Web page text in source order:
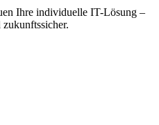
Ihre individuelle IT-Lösung –
zukunftssicher.